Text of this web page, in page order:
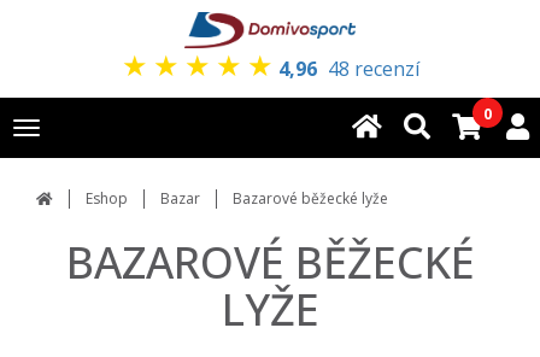
★ ★ ★ ★ ★ 4,96 48 recenzí
Toggle
navigation
0
Eshop Bazar Bazarové běžecké lyže
BAZAROVÉ BĚŽECKÉ
LYŽE